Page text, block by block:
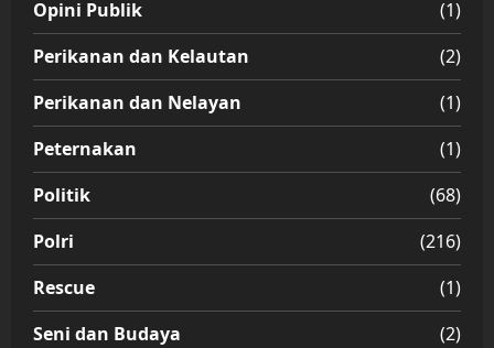
Opini Publik
(1)
Perikanan dan Kelautan
(2)
Perikanan dan Nelayan
(1)
Peternakan
(1)
Politik
(68)
Polri
(216)
Rescue
(1)
Seni dan Budaya
(2)